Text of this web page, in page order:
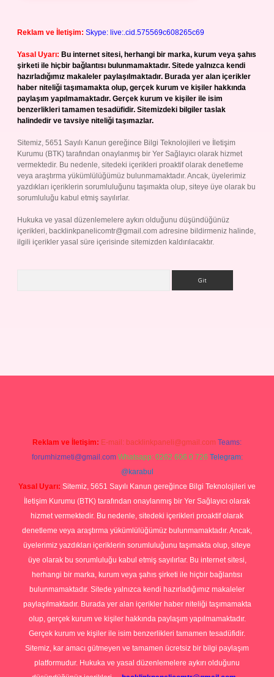
Reklam ve İletişim: Skype: live:.cid.575569c608265c69
Yasal Uyarı: Bu internet sitesi, herhangi bir marka, kurum veya şahıs
şirketi ile hiçbir bağlantısı bulunmamaktadır. Sitede yalnızca kendi
hazırladığımız makaleler paylaşılmaktadır. Burada yer alan içerikler
haber niteliği taşımamakta olup, gerçek kurum ve kişiler hakkında
paylaşım yapılmamaktadır. Gerçek kurum ve kişiler ile isim
benzerlikleri tamamen tesadüfidir. Sitemizdeki bilgiler taslak
halindedir ve tavsiye niteliği taşımazlar.
Sitemiz, 5651 Sayılı Kanun gereğince Bilgi Teknolojileri ve İletişim
Kurumu (BTK) tarafından onaylanmış bir Yer Sağlayıcı olarak hizmet
vermektedir. Bu nedenle, sitedeki içerikleri proaktif olarak denetleme
veya araştırma yükümlülüğümüz bulunmamaktadır. Ancak, üyelerimiz
yazdıkları içeriklerin sorumluluğunu taşımakta olup, siteye üye olarak bu
sorumluluğu kabul etmiş sayılırlar.
Hukuka ve yasal düzenlemelere aykırı olduğunu düşündüğünüz
içerikleri, backlinkpanelicomtr@gmail.com adresine bildirmeniz halinde,
ilgili içerikler yasal süre içerisinde sitemizden kaldırılacaktır.
Reklam ve İletişim: E-mail: backlinkpaneli@gmail.com Teams:
forumhizmeti@gmail.com Whatsapp: 0262 606 0 726 Telegram:
@karabul
Yasal Uyarı: Sitemiz, 5651 Sayılı Kanun gereğince Bilgi Teknolojileri ve
İletişim Kurumu (BTK) tarafından onaylanmış bir Yer Sağlayıcı olarak
hizmet vermektedir. Bu nedenle, sitedeki içerikleri proaktif olarak
denetleme veya araştırma yükümlülüğümüz bulunmamaktadır. Ancak,
üyelerimiz yazdıkları içeriklerin sorumluluğunu taşımakta olup, siteye
üye olarak bu sorumluluğu kabul etmiş sayılırlar. Bu internet sitesi,
herhangi bir marka, kurum veya şahıs şirketi ile hiçbir bağlantısı
bulunmamaktadır. Sitede yalnızca kendi hazırladığımız makaleler
paylaşılmaktadır. Burada yer alan içerikler haber niteliği taşımamakta
olup, gerçek kurum ve kişiler hakkında paylaşım yapılmamaktadır.
Gerçek kurum ve kişiler ile isim benzerlikleri tamamen tesadüfidir.
Sitemiz, kar amacı gütmeyen ve tamamen ücretsiz bir bilgi paylaşım
platformudur. Hukuka ve yasal düzenlemelere aykırı olduğunu